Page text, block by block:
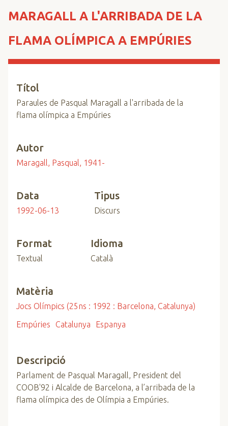
MARAGALL A L'ARRIBADA DE LA
FLAMA OLÍMPICA A EMPÚRIES
Títol
Paraules de Pasqual Maragall a l'arribada de la
flama olímpica a Empúries
Autor
Maragall, Pasqual, 1941-
Data
1992-06-13
Tipus
Discurs
Format
Textual
Idioma
Català
Matèria
Jocs Olímpics (25ns : 1992 : Barcelona, Catalunya)
Empúries
Catalunya Espanya
Descripció
Parlament de Pasqual Maragall, President del
COOB'92 i Alcalde de Barcelona, a l’arribada de la
flama olímpica des de Olímpia a Empúries.